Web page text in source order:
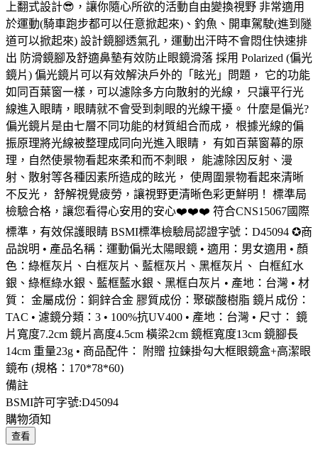
上翻式設計😎，讓你隨心所欲的活動自由變換視野 非常適用
於運動(騎車跑步都可以任意掀起來)、釣魚、開車駕駛(進到隧
道可以掀起來) 設計鏡腳透氣孔，運動出汗時不會悶住快速排
出 防滑鏡腳及舒適鼻墊有效防止眼鏡滑落 採用 Polarized (偏光
鏡片) 偏光鏡片可以有效解決戶外的「眩光」問題， 它的功能
如同百葉窗一樣，可以濾除多方向散射的光線， 只讓平行光
線進入眼睛，眼睛就不會受到刺眼的光線干擾。 什麼是偏光?
偏光鏡片是由七層不同功能的材質組合而成， 根據光線的偏
振原理將光線被整理成同向光進入眼睛， 有如百葉窗幕的原
理，自然使景物看起來柔和而不刺眼， 能濾除因反射、漫
射、散射等各種因素所造成的眩光， 使周圍景物看起來清晰
不反光， 舒解視覺疲勞，讓視野更清晰色彩更鮮明！ 標準局
檢驗合格，讓您看得心安用的安心❤️❤️❤️ 符合CNS15067國際
標準，有效保護眼睛 BSMI標準檢驗局認證字號：D45094 ✪商
品說明 • 產品名稱：運動偏光太陽眼鏡 • 適用：男女適用 • 顏
色：綠框灰片、白框灰片、藍框灰片、黑框灰片、 白框紅水
銀、綠框綠水銀、藍框藍水銀、黑框白灰片 • 產地：台灣 • 材
質： 金屬成份：銅鋅合金 膠質成份：聚碳酸樹脂 鏡片成份：
TAC • 濾鏡分類：3 • 100%抗UV400 • 產地：台灣 • 尺寸： 鏡
片寬度7.2cm 鏡片高度4.5cm 橫梁2cm 鏡框寬度13cm 鏡腳長
14cm 重量23g • 商品配件： 附贈 拉鍊掛勾大框眼鏡盒+高潔眼
鏡布 (規格：170*78*60)
備註
BSMI許可字號:D45094
購物須知
查看